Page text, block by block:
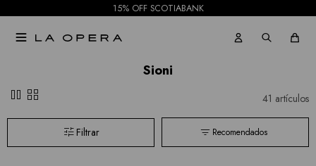
15% OFF SCOTIABANK

Sioni
pause grid_view 41 artículos
Recomendados